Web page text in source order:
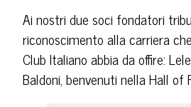
Ai nostri due soci fondatori
riconoscimento alla carriera
Club Italiano abbia da offire:
Baldoni, benvenuti nella Hall of